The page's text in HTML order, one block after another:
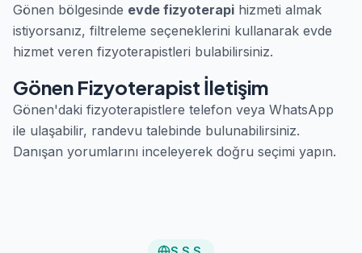
Gönen bölgesinde evde fizyoterapi hizmeti almak
istiyorsanız, filtreleme seçeneklerini kullanarak evde
hizmet veren fizyoterapistleri bulabilirsiniz.
Gönen Fizyoterapist İletişim
Gönen'daki fizyoterapistlere telefon veya WhatsApp
ile ulaşabilir, randevu talebinde bulunabilirsiniz.
Danışan yorumlarını inceleyerek doğru seçimi yapın.